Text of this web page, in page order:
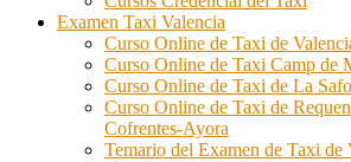
Examen Taxi Valencia
Curso Online de Taxi de
Curso Online de Taxi Camp de
Curso Online de Taxi de La
Curso Online de Taxi de
Cofrentes-Ayora
Temario del Examen de Taxi de